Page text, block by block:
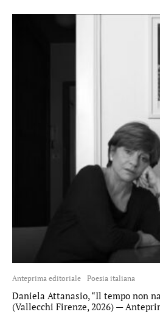
Anteprima editoriale Poesia italiana
Daniela Attanasio, “Il tempo non
(Vallecchi Firenze, 2026) —